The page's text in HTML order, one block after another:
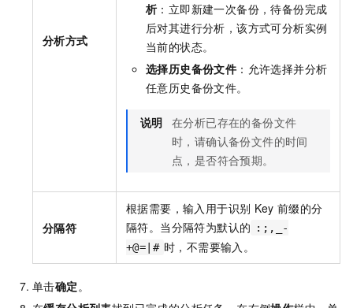
分析方式
析：立即新建一次备份，待备份完成
后对其进行分析，该方式可分析实例
当前的状态。
选择历史备份文件 ：允许选择并分析
任意历史备份文件。
说明 在分析已存在的备份文件
时，请确认备份文件的时间
点，是否符合预期。
分隔符
根据需要，输入用于识别 Key 前缀的分
隔符。当分隔符为默认的
:;,_-
+@=|# 时，不需要输入。
单击确定。